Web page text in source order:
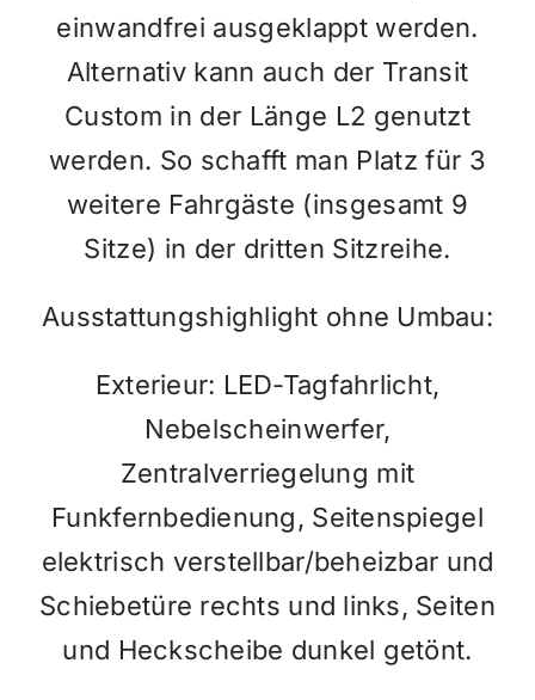
einwandfrei ausgeklappt werden.
Alternativ kann auch der Transit
Custom in der Länge L2 genutzt
werden. So schafft man Platz für 3
weitere Fahrgäste (insgesamt 9
Sitze) in der dritten Sitzreihe.
Ausstattungshighlight ohne Umbau:
Exterieur: LED-Tagfahrlicht,
Nebelscheinwerfer,
Zentralverriegelung mit
Funkfernbedienung, Seitenspiegel
elektrisch verstellbar/beheizbar und
Schiebetüre rechts und links, Seiten
und Heckscheibe dunkel getönt.